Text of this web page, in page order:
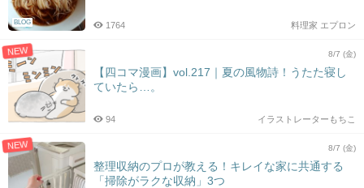
BLOG 料理家 エプロン
1764
NEW 8/7 (金)
【四コマ漫画】vol.217｜夏の風物詩！うたた寝し
ていたら…。
イラストレーターもちこ
94
NEW 8/7 (金)
整理収納のプロが教える！キレイな家に共通する
「掃除がラクな収納」3つ